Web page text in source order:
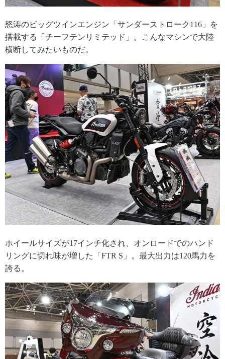
怒涛のビッグツインエンジン「サンダーストローク116」を
搭載する「チーフテンリミテッド」。こんなマシンで大陸
横断してみたいものだ。
ホイールサイズが17インチ化され、オンロードでのハンド
リングに切れ味が増した「FTR S」。最大出力は120馬力を
誇る。